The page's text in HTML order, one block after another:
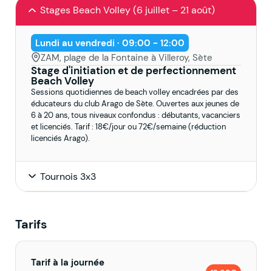
Stages Beach Volley (6 juillet – 21 août)
Lundi au vendredi · 09:00 - 12:00
ZAM, plage de la Fontaine à Villeroy, Sète
Stage d'initiation et de perfectionnement
Beach Volley
Sessions quotidiennes de beach volley encadrées par des
éducateurs du club Arago de Sète. Ouvertes aux jeunes de
6 à 20 ans, tous niveaux confondus : débutants, vacanciers
et licenciés. Tarif : 18€/jour ou 72€/semaine (réduction
licenciés Arago).
Tournois 3x3
Tarifs
Tarif à la journée